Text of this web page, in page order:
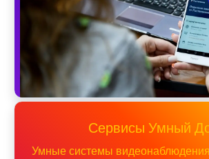
Сервисы Умный
Умные системы